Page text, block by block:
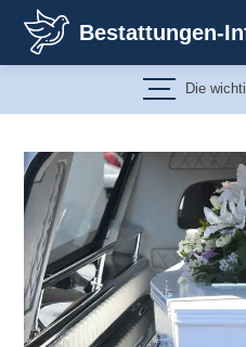
Inhalt
springen
Bestattungen-
Die